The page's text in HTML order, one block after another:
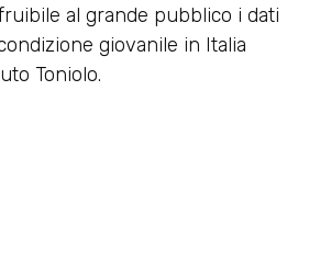
al grande pubblico i dati
giovanile in Italia
Toniolo.